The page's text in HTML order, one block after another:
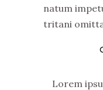
natum
tritani
Lorem